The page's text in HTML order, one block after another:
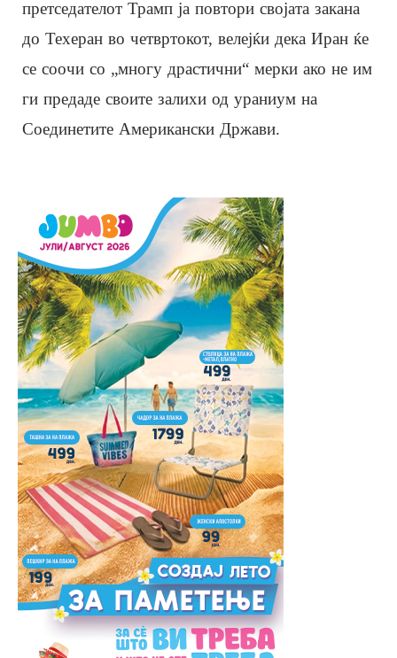
претседателот Трамп ја повтори својата закана
до Техеран во четвртокот, велејќи дека Иран ќе
се соочи со „многу драстични“ мерки ако не им
ги предаде своите залихи од ураниум на
Соединетите Американски Држави.